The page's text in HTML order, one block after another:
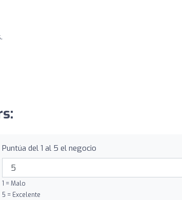
Puntúa del 1 al 5 el negocio
1 = Malo
5 = Excelente